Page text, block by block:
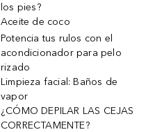
los pies?
Aceite de coco
Potencia tus rulos con el
acondicionador para pelo
rizado
Limpieza facial: Baños de
vapor
¿CÓMO DEPILAR LAS CEJAS
CORRECTAMENTE?